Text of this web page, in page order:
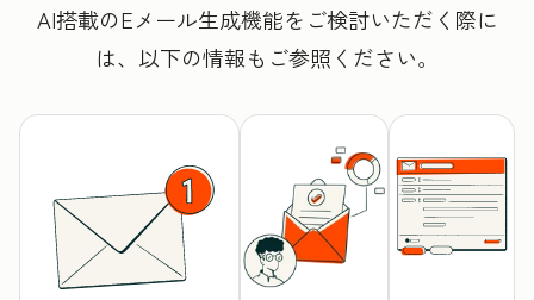
AI搭載のEメール生成機能をご検討いただく際に
は、以下の情報もご参照ください。